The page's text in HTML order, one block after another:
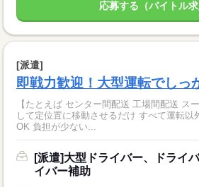
応募する（バイトル求
[派遣]
即戦力歓迎！大型運転でしっ
【たとえば センター間配送 工場間配送 ス
して定位置に移動させるだけ すべて運転以
OK 負担が少ない...
[派遣]大型ドライバー、ドライ
イバー補助